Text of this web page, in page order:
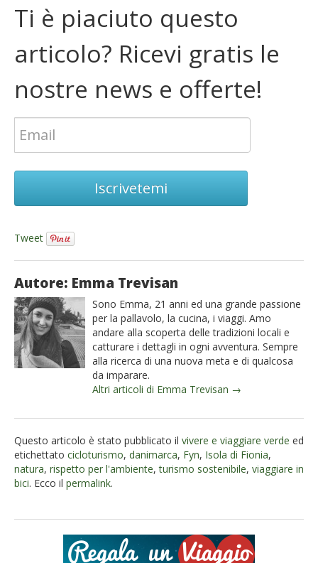
Ti è piaciuto questo
articolo? Ricevi gratis le
nostre news e offerte!
Iscrivetemi
Tweet
Autore: Emma Trevisan
Sono Emma, 21 anni ed una grande passione
per la pallavolo, la cucina, i viaggi. Amo
andare alla scoperta delle tradizioni locali e
catturare i dettagli in ogni avventura. Sempre
alla ricerca di una nuova meta e di qualcosa
da imparare.
Altri articoli di Emma Trevisan →
Questo articolo è stato pubblicato il vivere e viaggiare verde ed
etichettato cicloturismo, danimarca, Fyn, Isola di Fionia,
natura, rispetto per l'ambiente,turismo sostenibile, viaggiare in
bici. Ecco il permalink.